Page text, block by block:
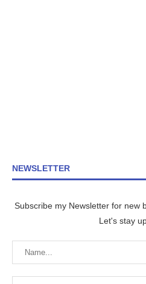
NEWSLETTER
Subscribe my Newsletter for new
Let's stay